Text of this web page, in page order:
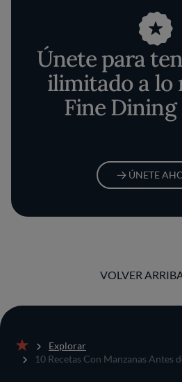
Únete para
ilimitado a lo
Fine
ÚNETE
VOLVER
Inicio
Explorar
10 Recetas Con Manzanas Antes